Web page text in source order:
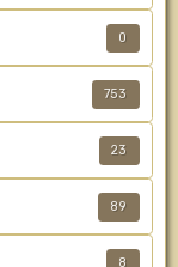
0
753
23
89
8